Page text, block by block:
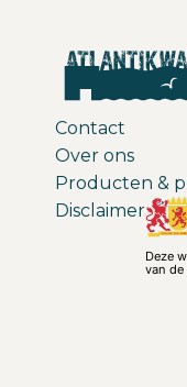
Contact
Over ons
Producten &
Disclaimer
Deze
van